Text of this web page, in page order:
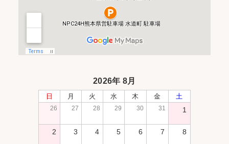
2026年 8月
日 月 火 水 木 金 土
26 27 28 29 30 31 1
2 3 4 5 6 7 8